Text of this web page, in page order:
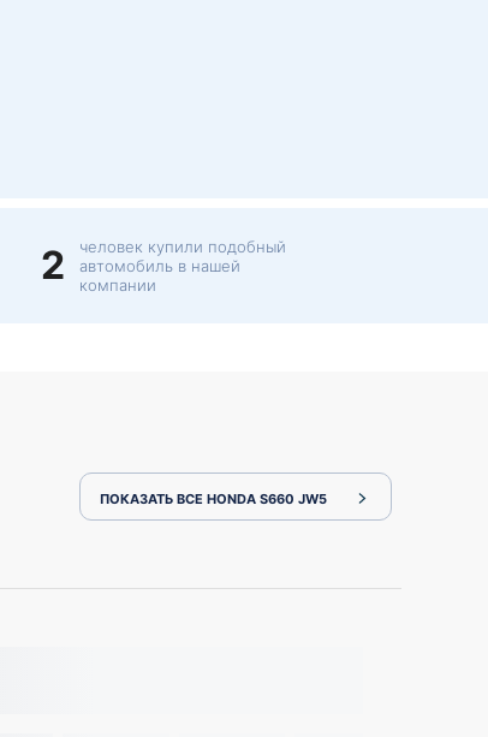
2
человек купили подобный
автомобиль в нашей
компании
ПОКАЗАТЬ ВСЕ HONDA S660 JW5